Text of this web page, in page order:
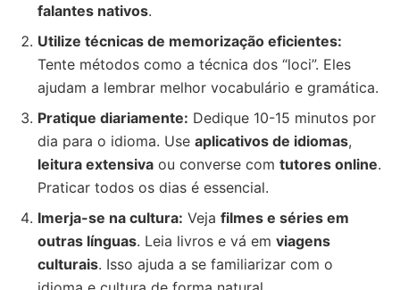
falantes nativos.
Utilize técnicas de memorização eficientes:
Tente métodos como a técnica dos “loci”. Eles
ajudam a lembrar melhor vocabulário e gramática.
Pratique diariamente: Dedique 10-15 minutos por
dia para o idioma. Use aplicativos de idiomas,
leitura extensiva ou converse com tutores online.
Praticar todos os dias é essencial.
Imerja-se na cultura: Veja filmes e séries em
outras línguas. Leia livros e vá em viagens
culturais. Isso ajuda a se familiarizar com o